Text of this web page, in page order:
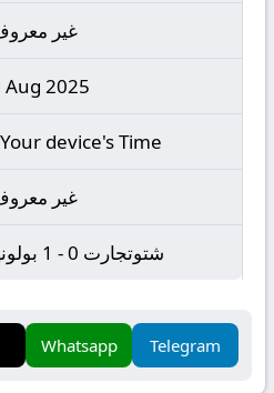
غير
Aug 2025
device's Time
غير
شتوتجارت 0 - 1 بولونيا
Whatsapp Telegram